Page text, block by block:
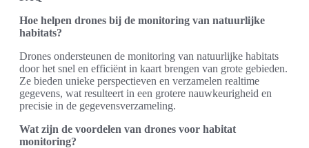
Hoe helpen drones bij de monitoring van natuurlijke
habitats?
Drones ondersteunen de monitoring van natuurlijke habitats
door het snel en efficiënt in kaart brengen van grote gebieden.
Ze bieden unieke perspectieven en verzamelen realtime
gegevens, wat resulteert in een grotere nauwkeurigheid en
precisie in de gegevensverzameling.
Wat zijn de voordelen van drones voor habitat
monitoring?